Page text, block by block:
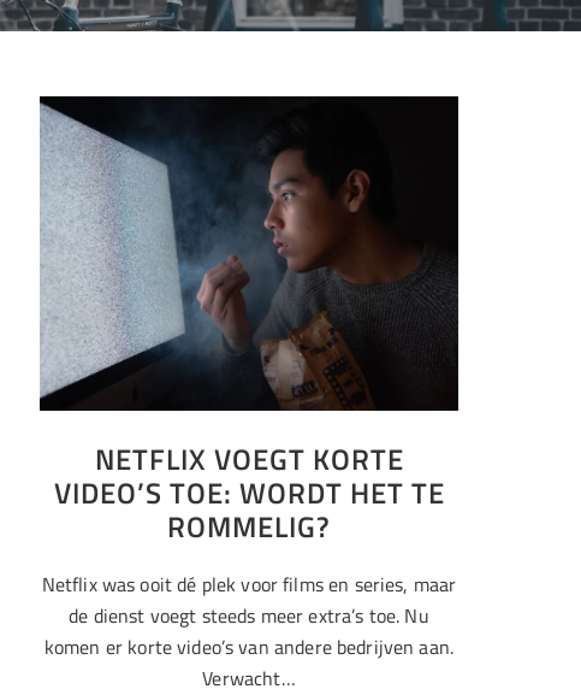
NETFLIX VOEGT KORTE
VIDEO’S TOE: WORDT HET TE
ROMMELIG?
Netflix was ooit dé plek voor films en series, maar
de dienst voegt steeds meer extra’s toe. Nu
komen er korte video’s van andere bedrijven aan.
Verwacht…